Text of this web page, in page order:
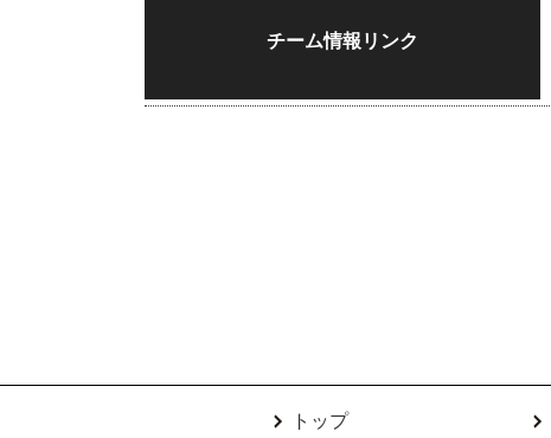
チーム情報リンク
トップ